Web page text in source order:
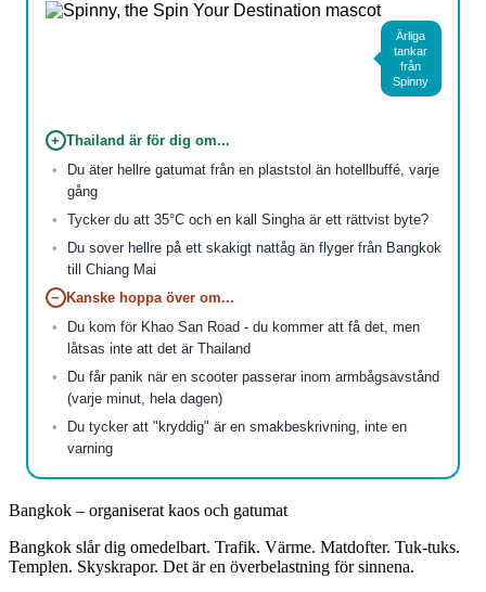
Ärliga
tankar
från
Spinny
+ Thailand är för dig om...
Du äter hellre gatumat från en plaststol än hotellbuffé, varje
gång
Tycker du att 35°C och en kall Singha är ett rättvist byte?
Du sover hellre på ett skakigt nattåg än flyger från Bangkok
till Chiang Mai
− Kanske hoppa över om...
Du kom för Khao San Road - du kommer att få det, men
låtsas inte att det är Thailand
Du får panik när en scooter passerar inom armbågsavstånd
(varje minut, hela dagen)
Du tycker att "kryddig" är en smakbeskrivning, inte en
varning
Bangkok – organiserat kaos och gatumat
Bangkok slår dig omedelbart. Trafik. Värme. Matdofter. Tuk-tuks.
Templen. Skyskrapor. Det är en överbelastning för sinnena.